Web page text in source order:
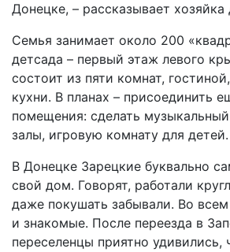
Донецке, – рассказывает
Семья занимает около 200
детсада – первый этаж левого
состоит из пяти комнат,
кухни. В планах – присоединить
помещения: сделать
залы, игровую комнату для детей.
В Донецке Зарецкие буквально
свой дом. Говорят, работали
даже покушать забывали. Во
и знакомые. После переезда в
переселенцы приятно удивились,